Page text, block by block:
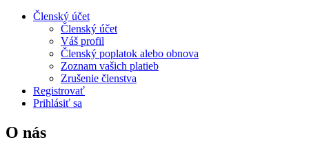
Členský účet
Členský účet
Váš profil
Členský poplatok alebo obnova
Zoznam vašich platieb
Zrušenie členstva
Registrovať
Prihlásiť sa
O nás